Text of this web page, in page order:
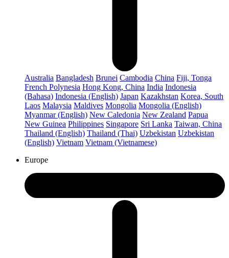
Australia Bangladesh Brunei Cambodia China Fiji, Tonga
French Polynesia Hong Kong, China India Indonesia
(Bahasa) Indonesia (English) Japan Kazakhstan Korea, South
Laos Malaysia Maldives Mongolia Mongolia (English)
Myanmar (English) New Caledonia New Zealand Papua
New Guinea Philippines Singapore Sri Lanka Taiwan, China
Thailand (English) Thailand (Thai) Uzbekistan Uzbekistan
(English) Vietnam Vietnam (Vietnamese)
Europe